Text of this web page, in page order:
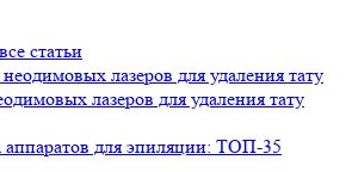
все статьи
лазеров для удаления тату